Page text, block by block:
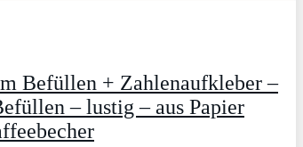
Befüllen + Zahlenaufkleber –
– lustig – aus Papier